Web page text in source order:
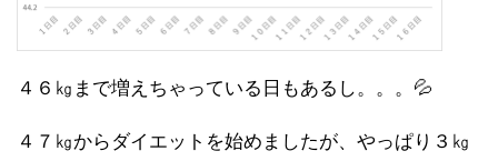
４６㎏まで増えちゃっている日もあるし。。。💦
４７㎏からダイエットを始めましたが、やっぱり３㎏